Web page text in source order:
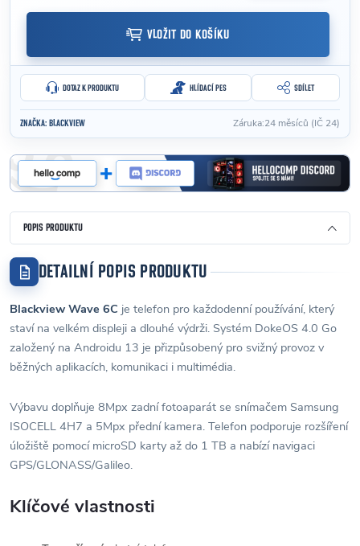
VLOŽIT DO KOŠÍKU
DOTAZ K PRODUKTU HLÍDACÍ PES SDÍLET
ZNAČKA: BLACKVIEW Záruka:24 měsíců (IČ 24)
POPIS PRODUKTU
DETAILNÍ POPIS PRODUKTU
Blackview Wave 6C je telefon pro každodenní používání, který
staví na velkém displeji a dlouhé výdrži. Systém DokeOS 4.0 Go
založený na Androidu 13 je přizpůsobený pro svižný provoz v
běžných aplikacích, komunikaci i multimédia.
Výbavu doplňuje 8Mpx zadní fotoaparát se snímačem Samsung
ISOCELL 4H7 a 5Mpx přední kamera. Telefon podporuje rozšíření
úložiště pomocí microSD karty až do 1 TB a nabízí navigaci
GPS/GLONASS/Galileo.
Klíčové vlastnosti